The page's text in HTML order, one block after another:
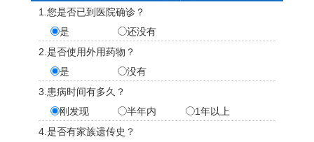
1.您是否已到医院确诊？
是
还没有
2.是否使用外用药物？
是
没有
3.患病时间有多久？
刚发现
半年内
1年以上
4.是否有家族遗传史？